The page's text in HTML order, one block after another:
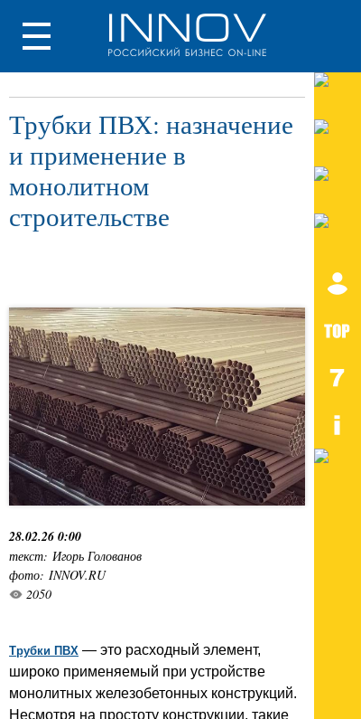
Трубки ПВХ: назначение
и применение в
монолитном
строительстве
28.02.26 0:00
текст: Игорь Голованов
фото: INNOV.RU
2050
Трубки ПВХ — это расходный элемент,
широко применяемый при устройстве
монолитных железобетонных конструкций.
Несмотря на простоту конструкции, такие